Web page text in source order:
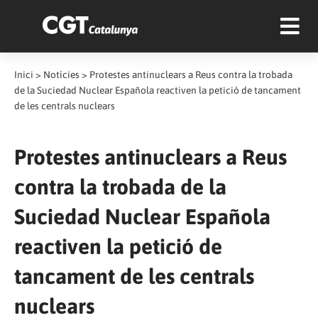
Inici > Notícies > Protestes antinuclears a Reus contra la trobada
de la Suciedad Nuclear Española reactiven la petició de tancament
de les centrals nuclears
Protestes antinuclears a Reus
contra la trobada de la
Suciedad Nuclear Española
reactiven la petició de
tancament de les centrals
nuclears